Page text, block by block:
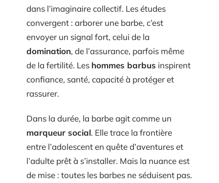
dans l’imaginaire collectif. Les études
convergent : arborer une barbe, c’est
envoyer un signal fort, celui de la
domination, de l’assurance, parfois même
de la fertilité. Les hommes barbus inspirent
confiance, santé, capacité à protéger et
rassurer.
Dans la durée, la barbe agit comme un
marqueur social. Elle trace la frontière
entre l’adolescent en quête d’aventures et
l’adulte prêt à s’installer. Mais la nuance est
de mise : toutes les barbes ne séduisent pas.